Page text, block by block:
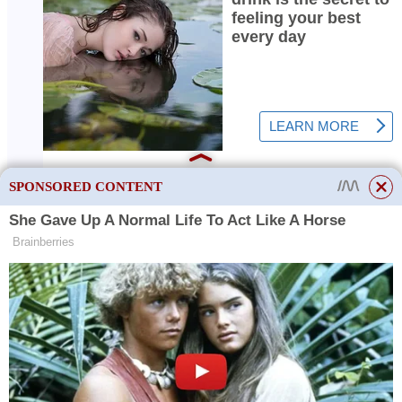
Vlnová délka světla
Barva světelného toku závisí na tomto indikátoru. Například
vlnová délka bílé je 5 500 K. To je nejpohodlnější možnost pro
většinu rostlin. Vlnová délka studeného světla se pohybuje od 6
000-18 000 K, teplého světla – 1 200-1 300 K.
SPONSORED CONTENT